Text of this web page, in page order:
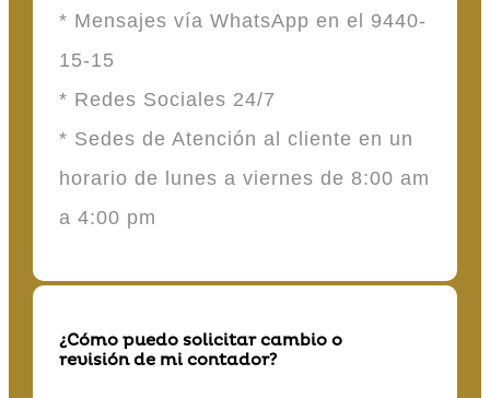
* Mensajes vía WhatsApp en el 9440-
15-15
* Redes Sociales 24/7
* Sedes de Atención al cliente en un
horario de lunes a viernes de 8:00 am
a 4:00 pm
¿Cómo puedo solicitar cambio o
revisión de mi contador?